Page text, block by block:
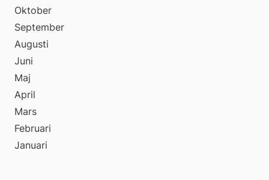
Oktober
September
Augusti
Juni
Maj
April
Mars
Februari
Januari